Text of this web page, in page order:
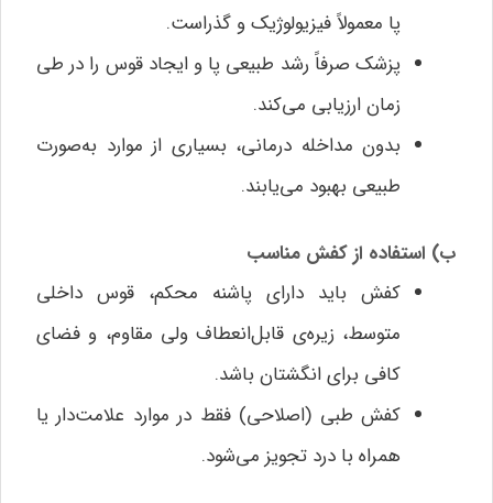
پا معمولاً فیزیولوژیک و گذراست.
پزشک صرفاً رشد طبیعی پا و ایجاد قوس را در طی
زمان ارزیابی می‌کند.
بدون مداخله درمانی، بسیاری از موارد به‌صورت
طبیعی بهبود می‌یابند.
ب) استفاده از کفش مناسب
کفش باید دارای پاشنه محکم، قوس داخلی
متوسط، زیره‌ی قابل‌انعطاف ولی مقاوم، و فضای
کافی برای انگشتان باشد.
کفش طبی (اصلاحی) فقط در موارد علامت‌دار یا
همراه با درد تجویز می‌شود.